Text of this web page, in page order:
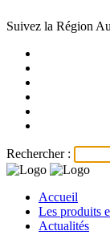
Suivez la Région
Rechercher :
Accueil
Les produits
Actualités